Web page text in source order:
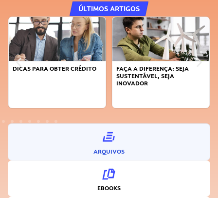
ÚLTIMOS ARTIGOS
DICAS PARA OBTER CRÉDITO
FAÇA A DIFERENÇA: SEJA
SUSTENTÁVEL, SEJA
INOVADOR
ARQUIVOS
EBOOKS